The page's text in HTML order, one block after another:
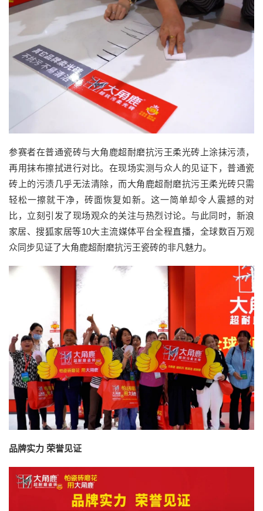
参赛者在普通瓷砖与大角鹿超耐磨抗污王柔光砖上涂抹污渍，
再用抹布擦拭进行对比。在现场实测与众人的见证下，普通瓷
砖上的污渍几乎无法清除，而大角鹿超耐磨抗污王柔光砖只需
轻松一擦就干净，砖面恢复如新。这一简单却令人震撼的对
比，立刻引发了现场观众的关注与热烈讨论。与此同时，新浪
家居、搜狐家居等10大主流媒体平台全程直播，全球数百万观
众同步见证了大角鹿超耐磨抗污王瓷砖的非凡魅力。
品牌实力 荣誉见证